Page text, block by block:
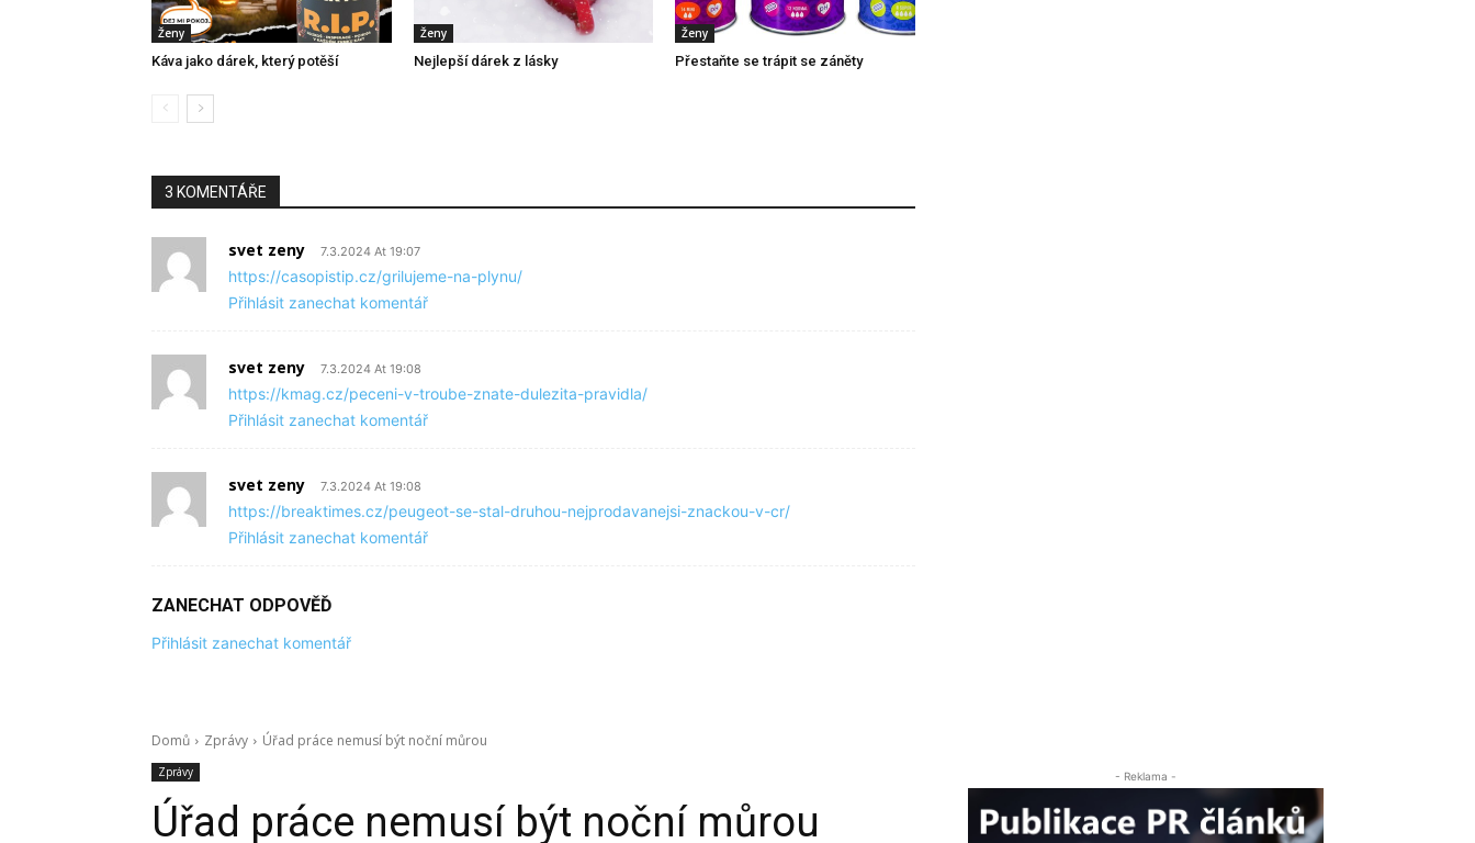
Ženy
Káva jako dárek, který potěší
Ženy
Nejlepší dárek z lásky
Ženy
Přestaňte se trápit se záněty
3 KOMENTÁŘE
svet zeny 7.3.2024 At 19:07
https://casopistip.cz/grilujeme-na-plynu/
Přihlásit zanechat komentář
svet zeny 7.3.2024 At 19:08
https://kmag.cz/peceni-v-troube-znate-dulezita-pravidla/
Přihlásit zanechat komentář
svet zeny 7.3.2024 At 19:08
https://breaktimes.cz/peugeot-se-stal-druhou-nejprodavanejsi-znackou-v-cr/
Přihlásit zanechat komentář
ZANECHAT ODPOVĚĎ
Přihlásit zanechat komentář